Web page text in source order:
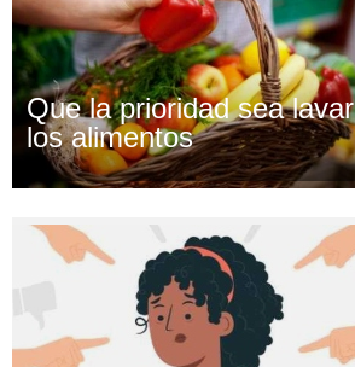
Que la prioridad sea lavar
los alimentos